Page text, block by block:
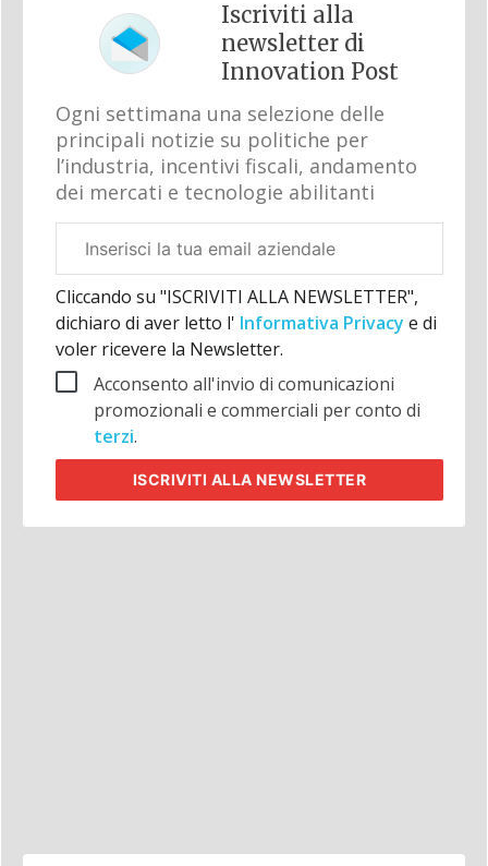
Iscriviti alla
newsletter di
Innovation Post
Ogni settimana una selezione delle
principali notizie su politiche per
l’industria, incentivi fiscali, andamento
dei mercati e tecnologie abilitanti
aziendale
Cliccando su "ISCRIVITI ALLA NEWSLETTER",
dichiaro di aver letto l' Informativa Privacy e di
voler ricevere la Newsletter.
Acconsento all'invio di comunicazioni
promozionali e commerciali per conto di
terzi.
ISCRIVITI ALLA NEWSLETTER